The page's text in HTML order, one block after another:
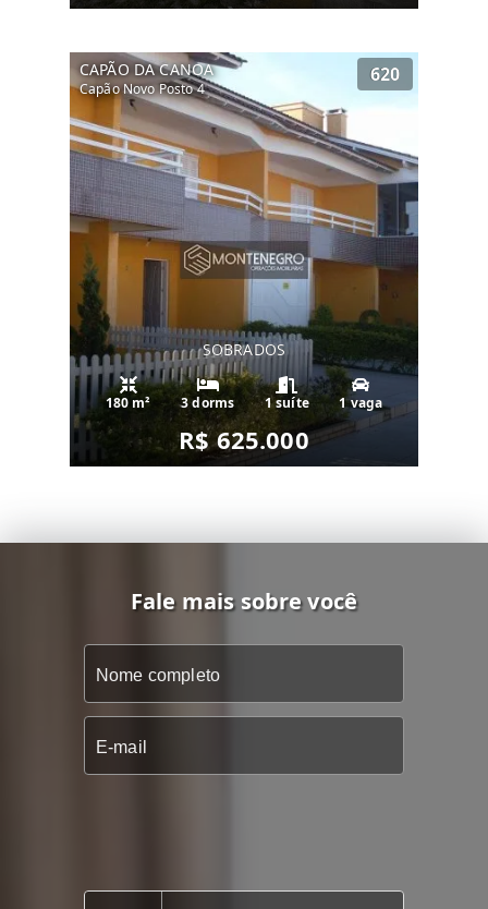
CAPÃO DA CANOA
Capão Novo Posto 4
620
SOBRADOS
180 m² 3 dorms 1 suíte 1 vaga
R$ 625.000
Fale mais sobre você